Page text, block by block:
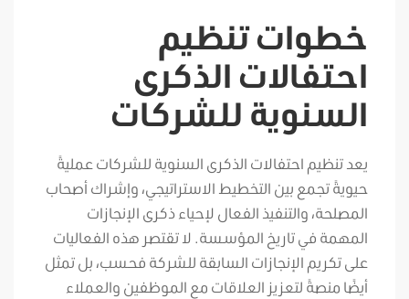
خطوات تنظيم
احتفالات الذكرى
السنوية للشركات
يعد تنظيم احتفالات الذكرى السنوية للشركات عمليةً
حيويةً تجمع بين التخطيط الاستراتيجي، وإشراك أصحاب
المصلحة، والتنفيذ الفعال لإحياء ذكرى الإنجازات
المهمة في تاريخ المؤسسة. لا تقتصر هذه الفعاليات
على تكريم الإنجازات السابقة للشركة فحسب، بل تمثل
أيضًا منصةً لتعزيز العلاقات مع الموظفين والعملاء